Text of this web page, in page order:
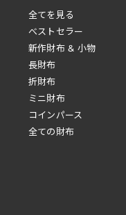
全てを見る
べストセラー
新作財布 & 小物
長財布
折財布
ミニ財布
コインパース
全ての財布